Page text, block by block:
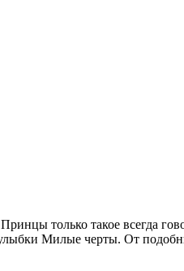
только такое всегда
улыбки Милые черты. От